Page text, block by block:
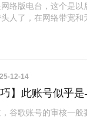
络版电台，这个是
人了，在网络带宽
12-14
】此账号似乎
谷歌账号的审核一